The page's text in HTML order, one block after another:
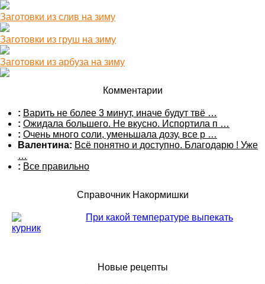
Заготовки из слив на зиму
Заготовки из груш на зиму
Заготовки из арбуза на зиму
Комментарии
: Варить не более 3 минут, иначе будут твё …
: Ожидала большего. Не вкусно. Испортила п …
: Очень много соли, уменьшала дозу, все р …
Валентина: Всё понятно и доступно. Благодарю ! Уже
…
: Все правильно
Справочник Накормишки
При какой температуре выпекать
курник
Новые рецепты